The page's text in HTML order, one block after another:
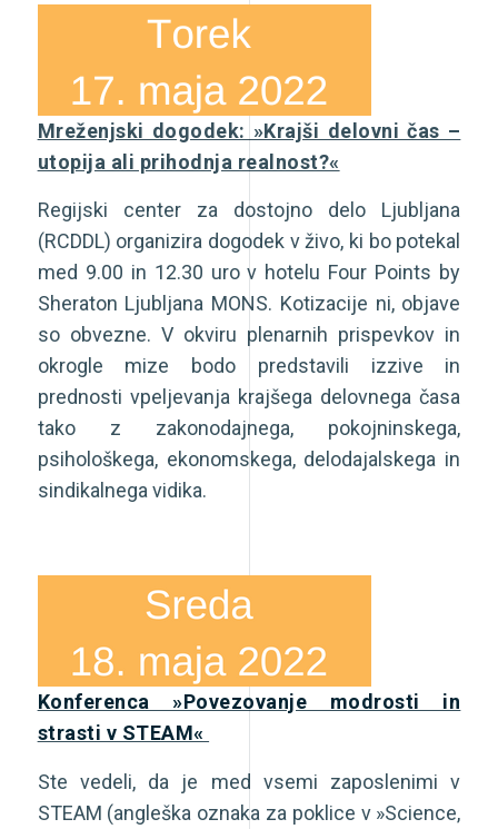
Mreženjski dogodek: »Krajši delovni čas –
utopija ali prihodnja realnost?«
Regijski center za dostojno delo Ljubljana
(RCDDL) organizira dogodek v živo, ki bo potekal
med 9.00 in 12.30 uro v hotelu Four Points by
Sheraton Ljubljana MONS. Kotizacije ni, objave
so obvezne. V okviru plenarnih prispevkov in
okrogle mize bodo predstavili izzive in
prednosti vpeljevanja krajšega delovnega časa
tako z zakonodajnega, pokojninskega,
psihološkega, ekonomskega, delodajalskega in
sindikalnega vidika.
Konferenca »Povezovanje modrosti in
strasti v STEAM«
Ste vedeli, da je med vsemi zaposlenimi v
STEAM (angleška oznaka za poklice v »Science,